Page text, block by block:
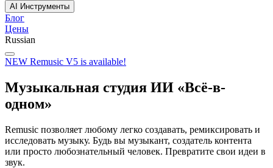
AI Инструменты
Блог
Цены
Russian
NEW Remusic V5 is available!
Музыкальная студия ИИ «Всё-в-
одном»
Remusic позволяет любому легко создавать, ремиксировать и
исследовать музыку. Будь вы музыкант, создатель контента
или просто любознательный человек. Превратите свои идеи в
звук.